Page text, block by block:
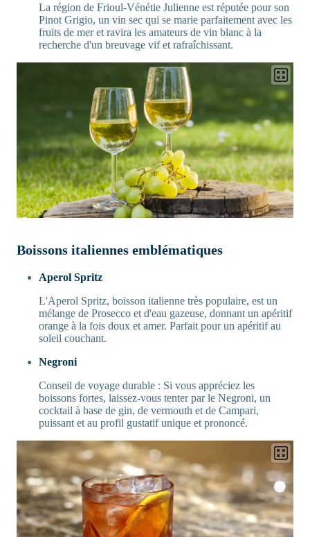
La région de Frioul-Vénétie Julienne est réputée pour son
Pinot Grigio, un vin sec qui se marie parfaitement avec les
fruits de mer et ravira les amateurs de vin blanc à la
recherche d'un breuvage vif et rafraîchissant.
Boissons italiennes emblématiques
Aperol Spritz
L'Aperol Spritz, boisson italienne très populaire, est un
mélange de Prosecco et d'eau gazeuse, donnant un apéritif
orange à la fois doux et amer. Parfait pour un apéritif au
soleil couchant.
Negroni
Conseil de voyage durable : Si vous appréciez les
boissons fortes, laissez-vous tenter par le Negroni, un
cocktail à base de gin, de vermouth et de Campari,
puissant et au profil gustatif unique et prononcé.